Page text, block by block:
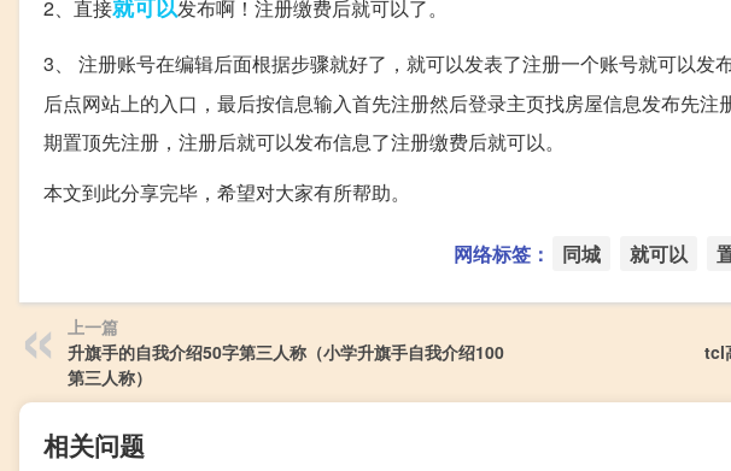
2、直接就可以发布啊！注册缴费后就可以了。
3、 注册账号在编辑后面根据步骤就好了，就可以发表了注册一个账号就可以发
后点网站上的入口，最后按信息输入首先注册然后登录主页找房屋信息发布先
期置顶先注册，注册后就可以发布信息了注册缴费后就可以。
本文到此分享完毕，希望对大家有所帮助。
网络标签： 同城 就可以
上一篇
升旗手的自我介绍50字第三人称（小学升旗手自我介绍100
第三人称）
tcl
相关问题